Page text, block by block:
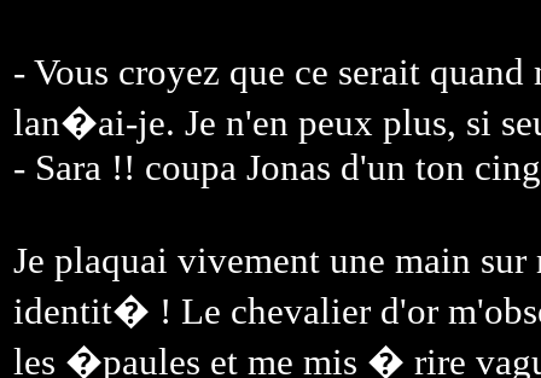
- Vous croyez que ce serait
lan�ai-je. Je n'en peux plus, si
- Sara !! coupa Jonas d'un ton
Je plaquai vivement une main
identit� ! Le chevalier d'or
les �paules et me mis � rire